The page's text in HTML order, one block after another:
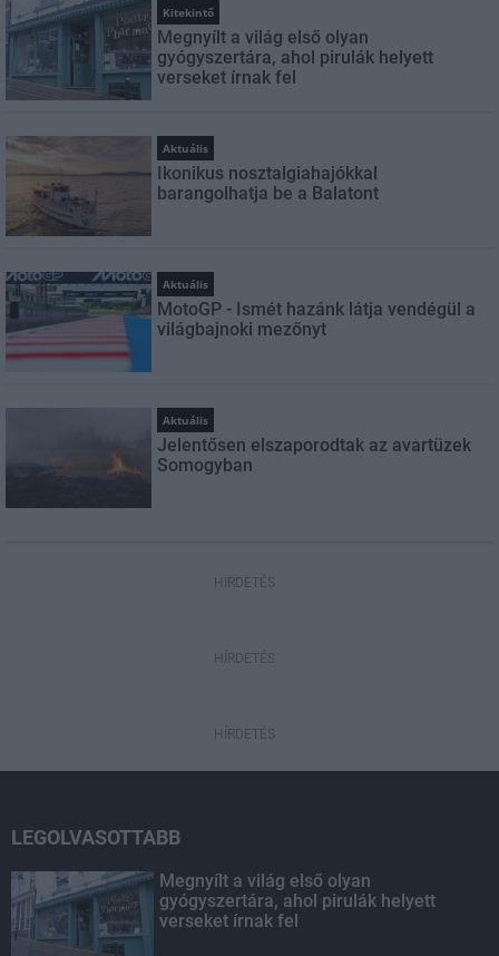
Kitekintő
Megnyílt a világ első olyan
gyógyszertára, ahol pirulák helyett
verseket írnak fel
Aktuális
Ikonikus nosztalgiahajókkal
barangolhatja be a Balatont
Aktuális
MotoGP - Ismét hazánk látja vendégül a
világbajnoki mezőnyt
Aktuális
Jelentősen elszaporodtak az avartüzek
Somogyban
HIRDETÉS
HÍRDETÉS
HÍRDETÉS
LEGOLVASOTTABB
Megnyílt a világ első olyan
gyógyszertára, ahol pirulák helyett
verseket írnak fel